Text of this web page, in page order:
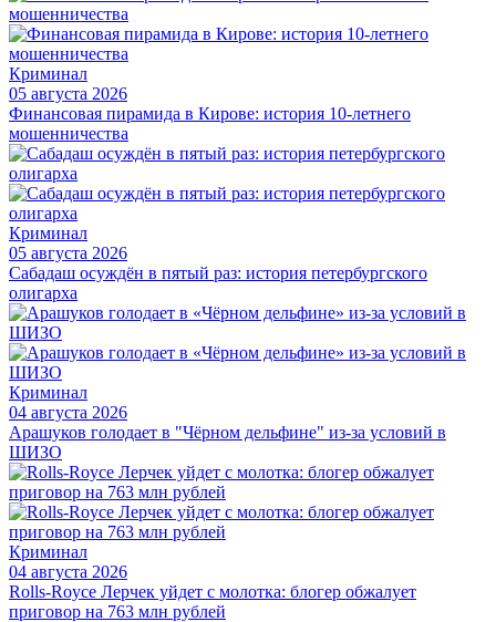
Криминал
05 августа 2026
Финансовая пирамида в Кирове: история 10-летнего
мошенничества
Криминал
05 августа 2026
Сабадаш осуждён в пятый раз: история петербургского
олигарха
Криминал
04 августа 2026
Арашуков голодает в "Чёрном дельфине" из-за условий в
ШИЗО
Криминал
04 августа 2026
Rolls-Royce Лерчек уйдет с молотка: блогер обжалует
приговор на 763 млн рублей